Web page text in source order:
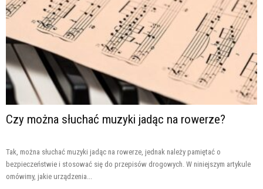
Czy można słuchać muzyki jadąc na rowerze?
Tak, można słuchać muzyki jadąc na rowerze, jednak należy pamiętać o
bezpieczeństwie i stosować się do przepisów drogowych. W niniejszym artykule
omówimy, jakie urządzenia...